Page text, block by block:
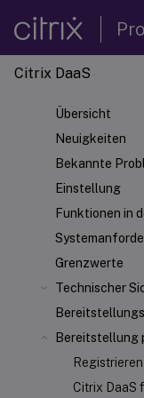
Citrix DaaS
Übersicht
Neuigkeiten
Bekannte
Einstellung
Funktionen in
Grenzwerte
Technischer
Bereitstellung
Registrieren
Citrix DaaS